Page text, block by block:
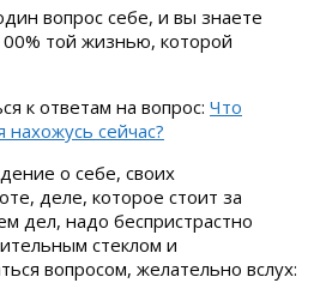
вопрос себе, и вы знаете
той жизнью, которой
к ответам на вопрос: Что
сейчас?
о себе, своих
деле, которое стоит за
дел, надо беспристрастно
стеклом и
вопросом, желательно вслух: